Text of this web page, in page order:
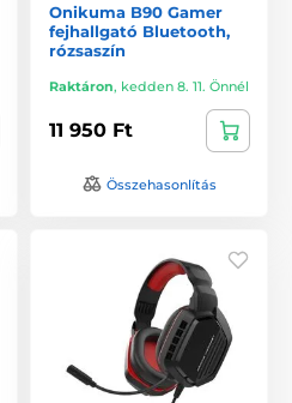
Onikuma B90 Gamer
fejhallgató Bluetooth,
rózsaszín
Raktáron, kedden 8. 11. Önnél
11 950 Ft
Összehasonlítás